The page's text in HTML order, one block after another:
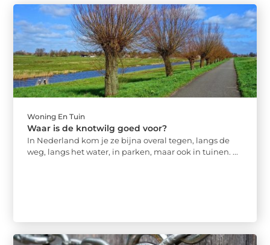
Woning En Tuin
Waar is de knotwilg goed voor?
In Nederland kom je ze bijna overal tegen, langs de
weg, langs het water, in parken, maar ook in tuinen. ...